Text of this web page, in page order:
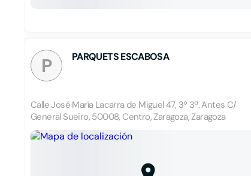
P PARQUETS ESCABOSA
Calle José María Lacarra de Miguel 47, 3º 3ª. Antes C/
General Sueiro, 50008, Centro, Zaragoza, Zaragoza